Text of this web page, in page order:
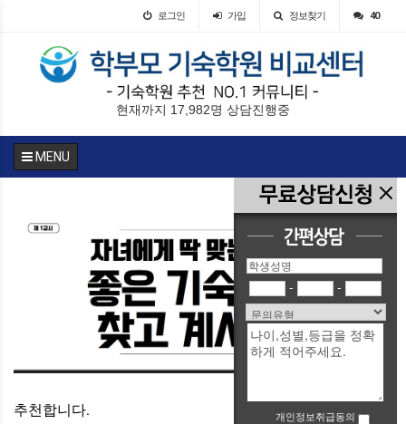
- -
개인정보취급동의
로그인 가입 정보찾기 40
현재까지 17,982명 상담진행중
MENU
추천합니다.